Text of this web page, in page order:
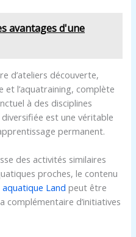
avantages d'une
d’ateliers découverte,
et l’aquatraining, complète
à des disciplines
est une véritable
permanent.
des activités similaires
proches, le contenu
aquatique Land peut être
complémentaire d’initiatives